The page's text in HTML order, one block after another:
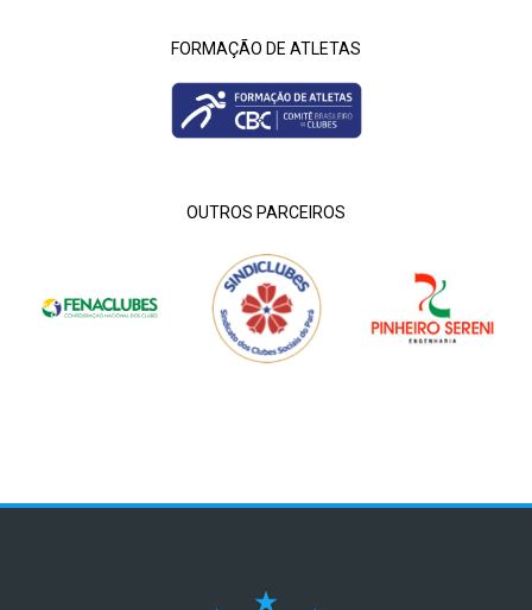
FORMAÇÃO DE ATLETAS
OUTROS PARCEIROS